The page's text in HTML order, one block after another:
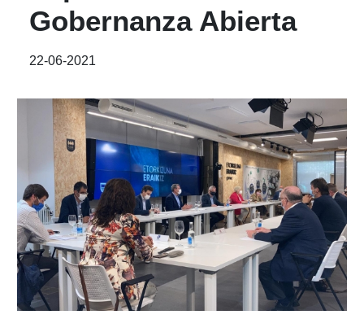
Gobernanza Abierta
22-06-2021